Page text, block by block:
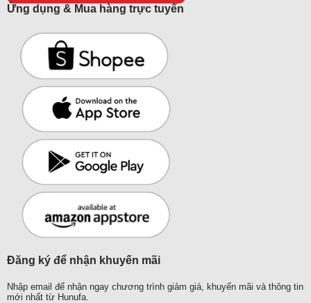
Ứng dụng & Mua hàng trực tuyến
Đăng ký để nhận khuyến mãi
Nhập email để nhận ngay chương trình giảm giá, khuyến mãi và thông tin
mới nhất từ Hunufa.